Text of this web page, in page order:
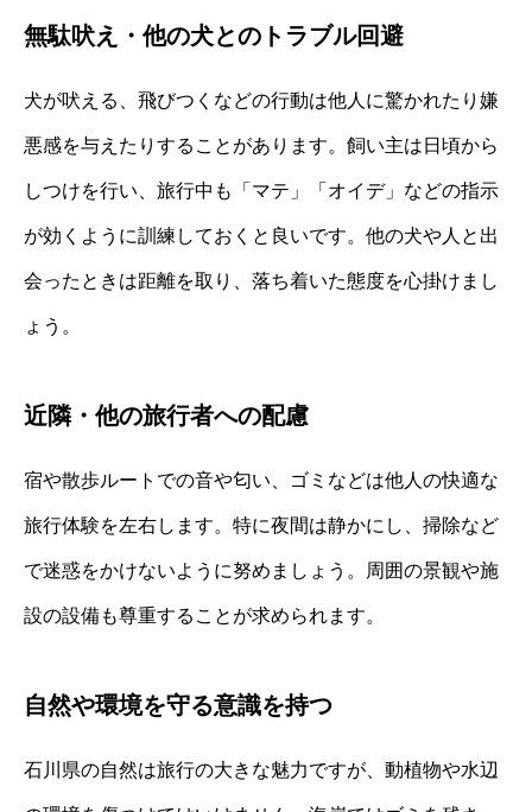
無駄吠え・他の犬とのトラブル回避
犬が吠える、飛びつくなどの行動は他人に驚かれたり嫌
悪感を与えたりすることがあります。飼い主は日頃から
しつけを行い、旅行中も「マテ」「オイデ」などの指示
が効くように訓練しておくと良いです。他の犬や人と出
会ったときは距離を取り、落ち着いた態度を心掛けまし
ょう。
近隣・他の旅行者への配慮
宿や散歩ルートでの音や匂い、ゴミなどは他人の快適な
旅行体験を左右します。特に夜間は静かにし、掃除など
で迷惑をかけないように努めましょう。周囲の景観や施
設の設備も尊重することが求められます。
自然や環境を守る意識を持つ
石川県の自然は旅行の大きな魅力ですが、動植物や水辺